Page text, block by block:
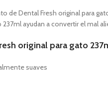
de Dental Fresh original para
237ml ayudan a convertir el
original para gato
suaves